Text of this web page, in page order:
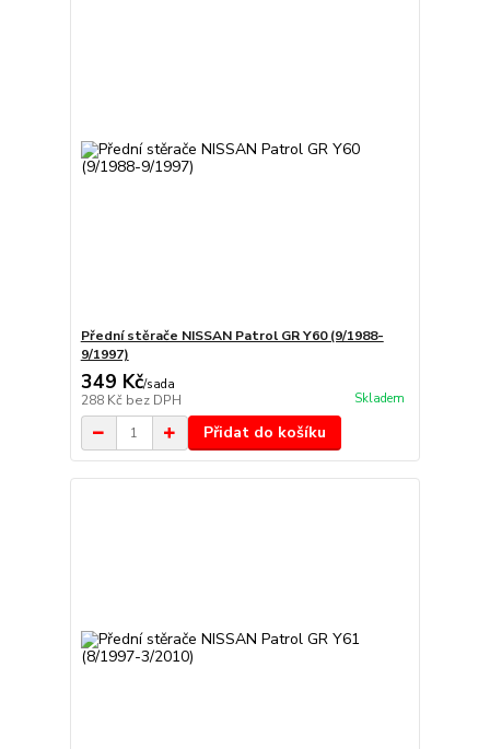
Přední stěrače NISSAN Patrol GR Y60 (9/1988-
9/1997)
349 Kč/sada
288 Kč bez DPH Skladem
Přidat do košíku